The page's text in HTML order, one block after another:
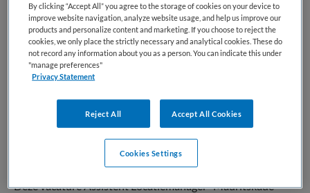
BRANCHE
KDV
AANSTELLING
Vaste aanstelling
PLAATSINGSDATUM
20 maart 2026
NIVEAU
ERVARING
Niet nader bepaald
DIENSTVERBAND
Parttime
Vacature niet beschikbaar
Deze vacature Assistent Locatiemanager -Mauritskade
By clicking “Accept All” you agree to the storage of cookies on your device to
improve website navigation, analyze website usage, and help us improve our
products and personalize content and marketing. If you choose to reject the
cookies, we only place the strictly necessary and analytical cookies. These do
not record any information about you as a person. You can indicate this under
"manage preferences"
Privacy Statement
Reject All Accept All Cookies
Cookies Settings